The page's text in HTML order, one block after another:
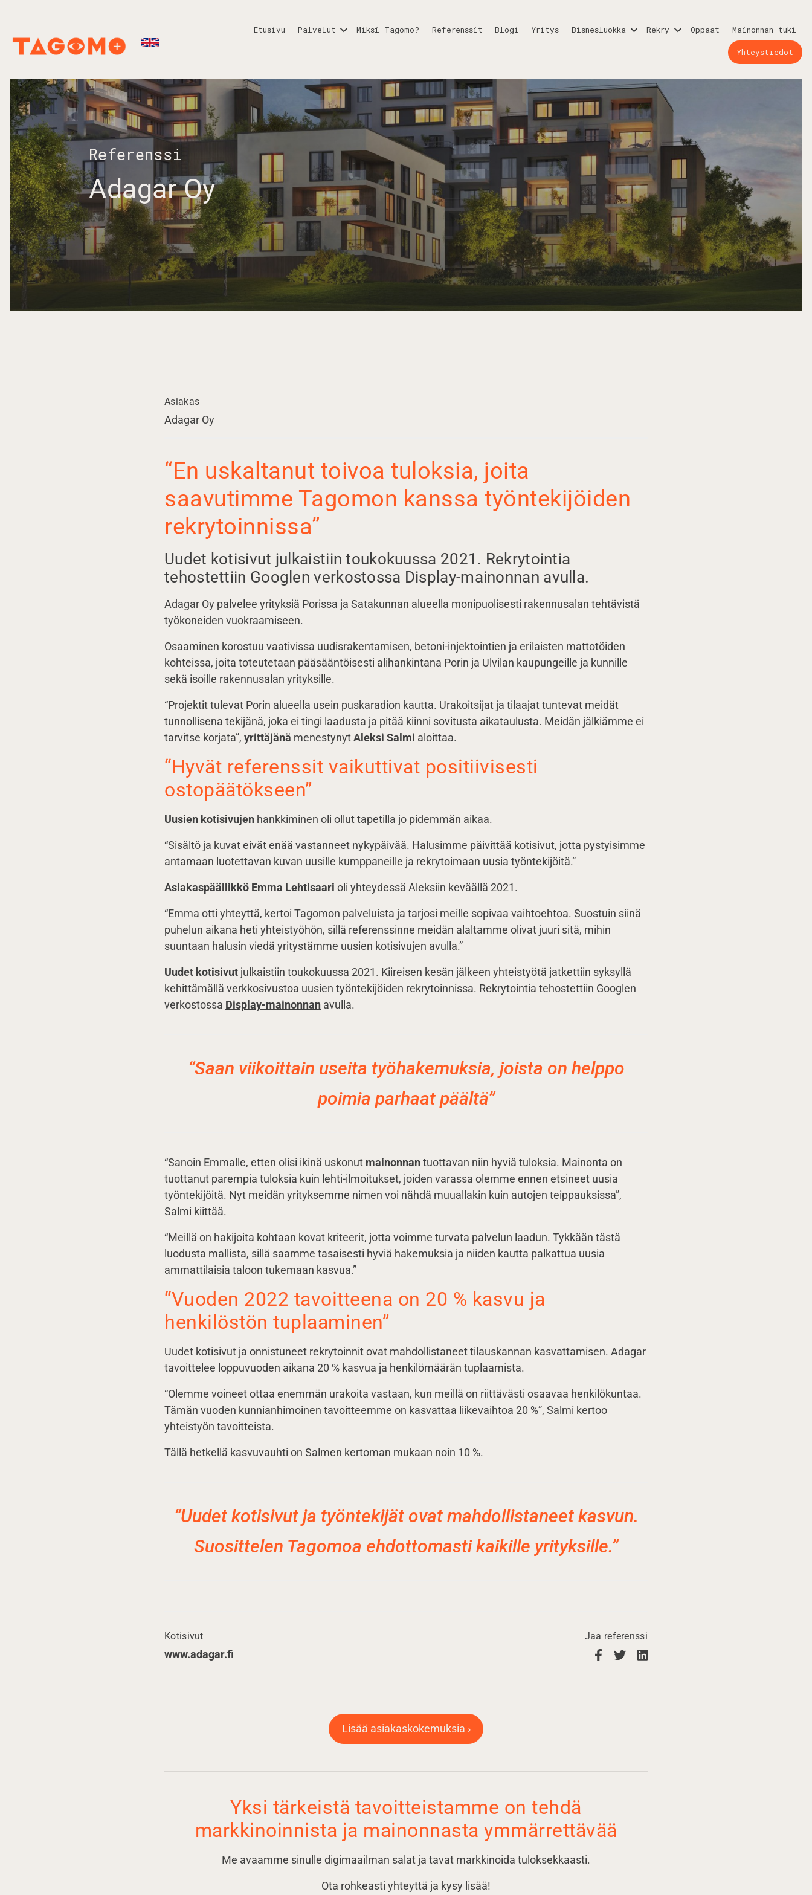
Etusivu Palvelut Miksi Tagomo? Referenssit Blogi Yritys Bisnesluokka Rekry Oppaat Mainonnan tuki
Yhteystiedot
Referenssi
Adagar Oy
Asiakas
Adagar Oy
“En uskaltanut toivoa tuloksia, joita
saavutimme Tagomon kanssa työntekijöiden
rekrytoinnissa”
Uudet kotisivut julkaistiin toukokuussa 2021. Rekrytointia
tehostettiin Googlen verkostossa Display-mainonnan avulla.
Adagar Oy palvelee yrityksiä Porissa ja Satakunnan alueella monipuolisesti rakennusalan tehtävistä
työkoneiden vuokraamiseen.
Osaaminen korostuu vaativissa uudisrakentamisen, betoni-injektointien ja erilaisten mattotöiden
kohteissa, joita toteutetaan pääsääntöisesti alihankintana Porin ja Ulvilan kaupungeille ja kunnille
sekä isoille rakennusalan yrityksille.
“Projektit tulevat Porin alueella usein puskaradion kautta. Urakoitsijat ja tilaajat tuntevat meidät
tunnollisena tekijänä, joka ei tingi laadusta ja pitää kiinni sovitusta aikataulusta. Meidän jälkiämme ei
tarvitse korjata”, yrittäjänä menestynytAleksi Salmi aloittaa.
“Hyvät referenssit vaikuttivat positiivisesti
ostopäätökseen”
Uusien kotisivujen hankkiminen oli ollut tapetilla jo pidemmän aikaa.
“Sisältö ja kuvat eivät enää vastanneet nykypäivää. Halusimme päivittää kotisivut, jotta pystyisimme
antamaan luotettavan kuvan uusille kumppaneille ja rekrytoimaan uusia työntekijöitä.”
Asiakaspäällikkö Emma Lehtisaari oli yhteydessä Aleksiin keväällä 2021.
“Emma otti yhteyttä, kertoi Tagomon palveluista ja tarjosi meille sopivaa vaihtoehtoa. Suostuin siinä
puhelun aikana heti yhteistyöhön, sillä referenssinne meidän alaltamme olivat juuri sitä, mihin
suuntaan halusin viedä yritystämme uusien kotisivujen avulla.”
Uudet kotisivut julkaistiin toukokuussa 2021. Kiireisen kesän jälkeen yhteistyötä jatkettiin syksyllä
kehittämällä verkkosivustoa uusien työntekijöiden rekrytoinnissa. Rekrytointia tehostettiin Googlen
verkostossa Display-mainonnan avulla.
“Saan viikoittain useita työhakemuksia, joista on helppo
poimia parhaat päältä”
“Sanoin Emmalle, etten olisi ikinä uskonut mainonnantuottavan niin hyviä tuloksia. Mainonta on
tuottanut parempia tuloksia kuin lehti-ilmoitukset, joiden varassa olemme ennen etsineet uusia
työntekijöitä. Nyt meidän yrityksemme nimen voi nähdä muuallakin kuin autojen teippauksissa”,
Salmi kiittää.
“Meillä on hakijoita kohtaan kovat kriteerit, jotta voimme turvata palvelun laadun. Tykkään tästä
luodusta mallista, sillä saamme tasaisesti hyviä hakemuksia ja niiden kautta palkattua uusia
ammattilaisia taloon tukemaan kasvua.”
“Vuoden 2022 tavoitteena on 20 % kasvu ja
henkilöstön tuplaaminen”
Uudet kotisivut ja onnistuneet rekrytoinnit ovat mahdollistaneet tilauskannan kasvattamisen. Adagar
tavoittelee loppuvuoden aikana 20 % kasvua ja henkilömäärän tuplaamista.
“Olemme voineet ottaa enemmän urakoita vastaan, kun meillä on riittävästi osaavaa henkilökuntaa.
Tämän vuoden kunnianhimoinen tavoitteemme on kasvattaa liikevaihtoa 20 %”, Salmi kertoo
yhteistyön tavoitteista.
Tällä hetkellä kasvuvauhti on Salmen kertoman mukaan noin 10 %.
“Uudet kotisivut ja työntekijät ovat mahdollistaneet kasvun.
Suosittelen Tagomoa ehdottomasti kaikille yrityksille.”
Kotisivut
www.adagar.fi
Jaa referenssi
Lisää asiakaskokemuksia ›
Yksi tärkeistä tavoitteistamme on tehdä
markkinoinnista ja mainonnasta ymmärrettävää
Me avaamme sinulle digimaailman salat ja tavat markkinoida tuloksekkaasti.
Ota rohkeasti yhteyttä ja kysy lisää!